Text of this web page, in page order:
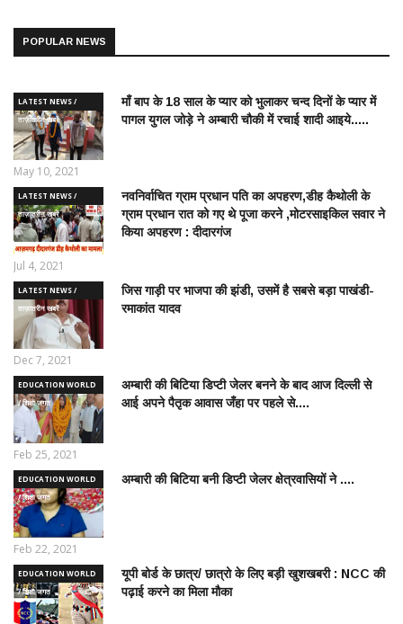
POPULAR NEWS
LATEST NEWS /
ताज़ातरीन खबरें
माँ बाप के 18 साल के प्यार को भुलाकर चन्द दिनों के प्यार में
पागल युगल जोड़े ने अम्बारी चौकी में रचाई शादी आइये.....
May 10, 2021
LATEST NEWS /
ताज़ातरीन खबरें
नवनिर्वाचित ग्राम प्रधान पति का अपहरण,डीह कैथोली के
ग्राम प्रधान रात को गए थे पूजा करने ,मोटरसाइकिल सवार ने
किया अपहरण : दीदारगंज
Jul 4, 2021
LATEST NEWS /
ताज़ातरीन खबरें
जिस गाड़ी पर भाजपा की झंडी, उसमें है सबसे बड़ा पाखंडी-
रमाकांत यादव
Dec 7, 2021
EDUCATION WORLD
/ शिक्षा जगत
अम्बारी की बिटिया डिप्टी जेलर बनने के बाद आज दिल्ली से
आई अपने पैतृक आवास जँहा पर पहले से....
Feb 25, 2021
EDUCATION WORLD
/ शिक्षा जगत
अम्बारी की बिटिया बनी डिप्टी जेलर क्षेत्रवासियों ने ....
Feb 22, 2021
EDUCATION WORLD
/ शिक्षा जगत
यूपी बोर्ड के छात्र/ छात्रो के लिए बड़ी खुशखबरी : NCC की
पढ़ाई करने का मिला मौका